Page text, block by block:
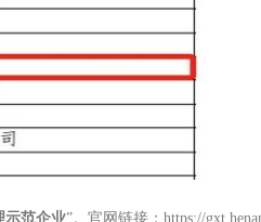
示范企业”。官网链接：https://